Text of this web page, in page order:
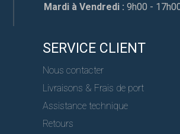
Mardi à Vendredi : 9h00 -
SERVICE CLIENT
Nous contacter
Livraisons & Frais de port
Assistance technique
Retours